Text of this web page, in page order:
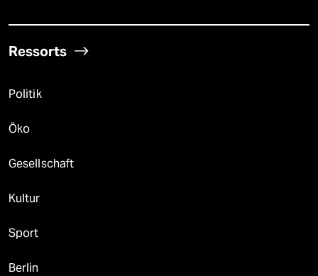
Ressorts
Politik
Öko
Gesellschaft
Kultur
Sport
Berlin